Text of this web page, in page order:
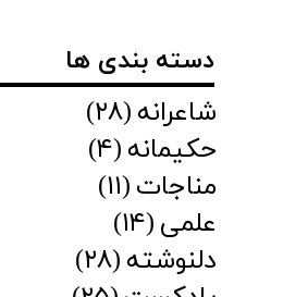
شاعرانه (۲۸)
حکیمانه (۴)
مناجات (۱۱)
علمی (۱۴)
دلنوشته (۲۸)
دسته بندی ها